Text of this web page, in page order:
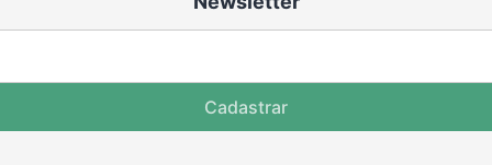
Cadastrar